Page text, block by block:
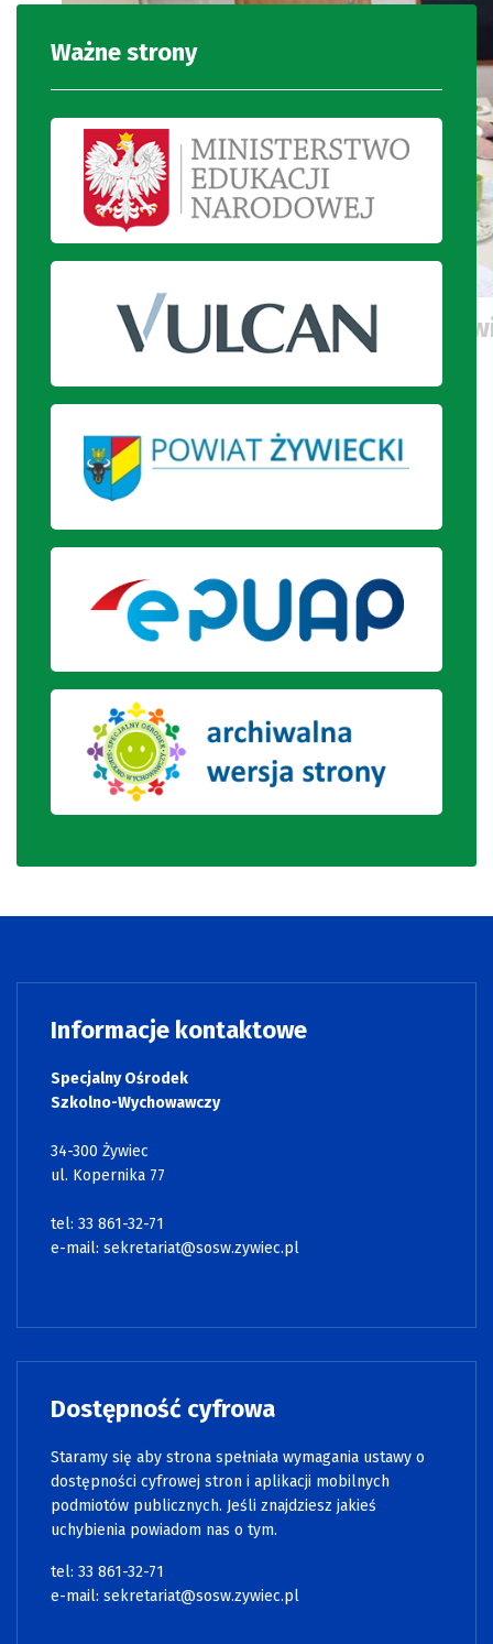
Uczniowie degustują placek z
Ważne strony
Informacje kontaktowe
Specjalny Ośrodek
Szkolno-Wychowawczy
34-300 Żywiec
ul. Kopernika 77
tel: 33 861-32-71
e-mail: sekretariat@sosw.zywiec.pl
Dostępność cyfrowa
Staramy się aby strona spełniała wymagania ustawy o
dostępności cyfrowej stron i aplikacji mobilnych
podmiotów publicznych. Jeśli znajdziesz jakieś
uchybienia powiadom nas o tym.
tel: 33 861-32-71
e-mail: sekretariat@sosw.zywiec.pl